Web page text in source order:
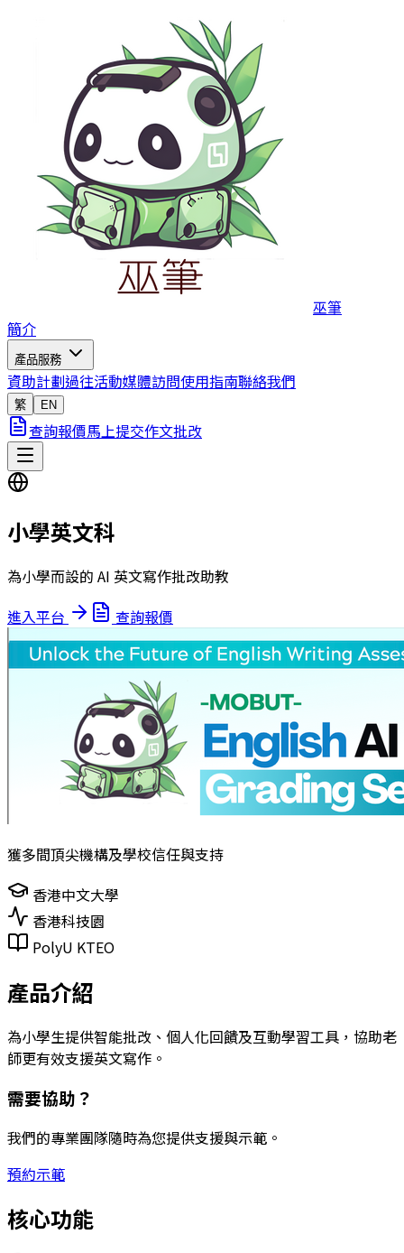
巫筆
簡介
產品服務
資助計劃過往活動媒體訪問使用指南聯絡我們
繁 EN
查詢報價馬上提交作文批改
小學英文科
為小學而設的 AI 英文寫作批改助教
進入平台
查詢報價
獲多間頂尖機構及學校信任與支持
香港中文大學
香港科技園
PolyU KTEO
產品介紹
為小學生提供智能批改、個人化回饋及互動學習工具，協助老
師更有效支援英文寫作。
需要協助？
我們的專業團隊隨時為您提供支援與示範。
預約示範
核心功能